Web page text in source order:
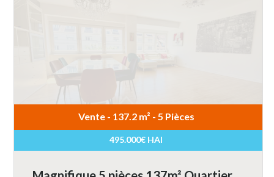
Vente - 137.2 m² - 5 Pièces
495.000€ HAI